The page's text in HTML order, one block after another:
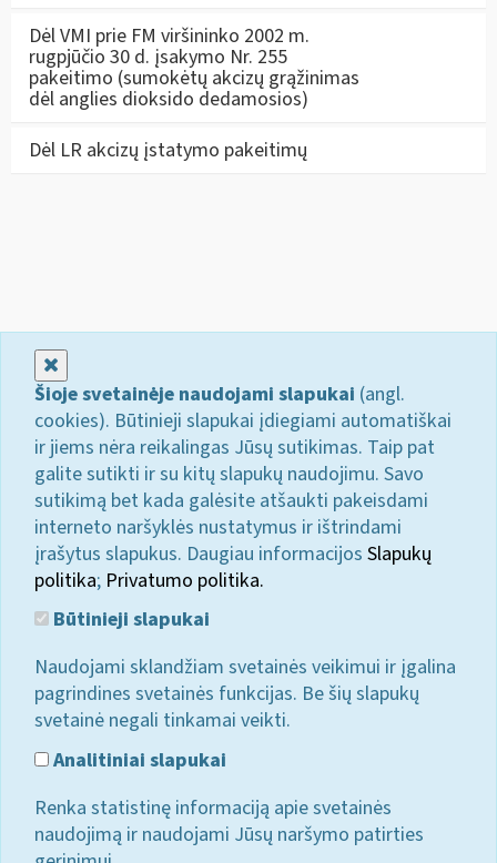
Dėl VMI prie FM viršininko 2002 m.
rugpjūčio 30 d. įsakymo Nr. 255
pakeitimo (sumokėtų akcizų grąžinimas
dėl anglies dioksido dedamosios)
Dėl LR akcizų įstatymo pakeitimų
Šioje svetainėje naudojami slapukai (angl.
cookies). Būtinieji slapukai įdiegiami automatiškai
ir jiems nėra reikalingas Jūsų sutikimas. Taip pat
galite sutikti ir su kitų slapukų naudojimu. Savo
sutikimą bet kada galėsite atšaukti pakeisdami
interneto naršyklės nustatymus ir ištrindami
įrašytus slapukus. Daugiau informacijos Slapukų
politika; Privatumo politika.
Būtinieji slapukai
Naudojami sklandžiam svetainės veikimui ir įgalina
pagrindines svetainės funkcijas. Be šių slapukų
svetainė negali tinkamai veikti.
Analitiniai slapukai
Renka statistinę informaciją apie svetainės
naudojimą ir naudojami Jūsų naršymo patirties